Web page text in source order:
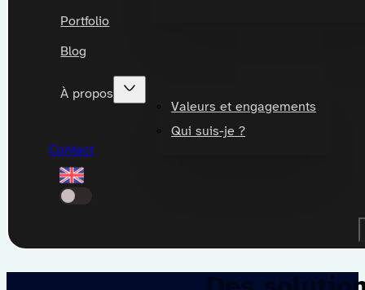
Portfolio
Blog
À propos
Valeurs et engagements
Qui suis-je ?
Contact